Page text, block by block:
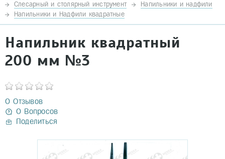
Слесарный и столярный инструмент
Напильники и надфили
Напильники и Надфили квадратные
Напильник квадратный
200 мм №3
0 Отзывов
0 Вопросов
Поделиться